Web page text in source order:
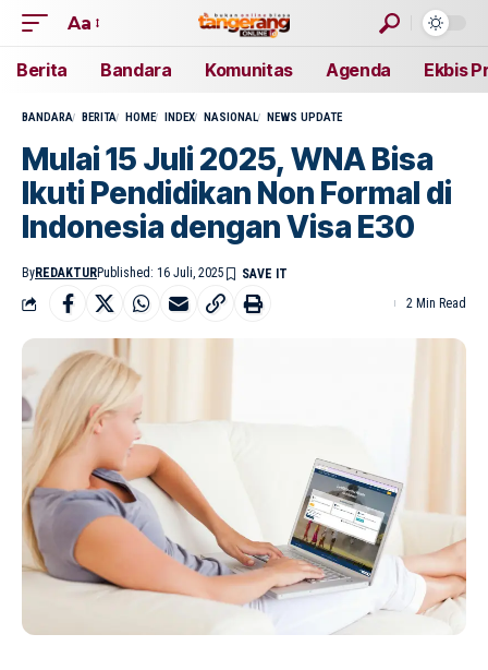
Aa
Berita Bandara Komunitas Agenda Ekbis
BANDARA BERITA HOME INDEX NASIONAL NEWS UPDATE
Mulai 15 Juli 2025, WNA Bisa
Ikuti Pendidikan Non Formal di
Indonesia dengan Visa E30
ByREDAKTURPublished: 16 Juli, 2025
2 Min Read